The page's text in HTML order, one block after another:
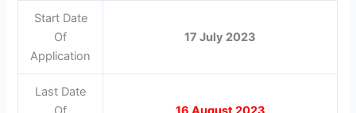
Start Date
Of
Application
17 July 2023
Last Date